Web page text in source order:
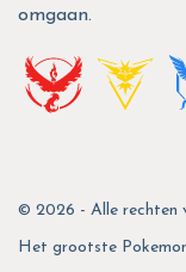
omgaan.
© 2026 - Alle rechten
Het grootste